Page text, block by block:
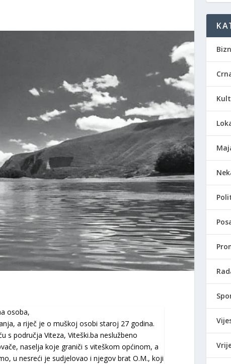
osoba,
a riječ je o muškoj osobi staroj 27 godina.
s područja Viteza, Viteški.ba neslužbeno
naselja koje graniči s viteškom općinom, a
u nesreći je sudjelovao i njegov brat O.M., koji